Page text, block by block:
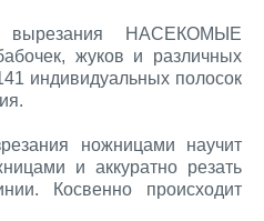
НАСЕКОМЫЕ
жуков и различных
индивидуальных полосок
ножницами научит
и аккуратно резать
Косвенно происходит